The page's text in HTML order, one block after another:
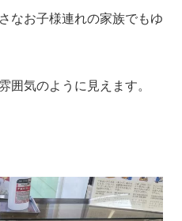
なお子様連れの家族でもゆ
囲気のように見えます。